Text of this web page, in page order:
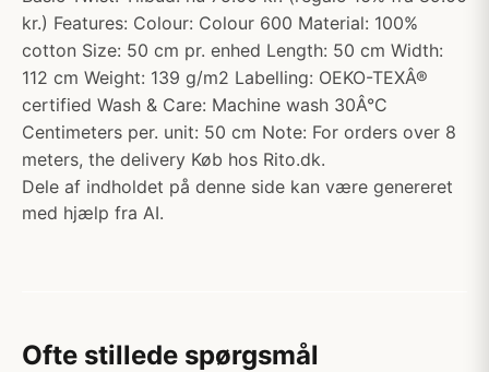
kr.) Features: Colour: Colour 600 Material: 100%
cotton Size: 50 cm pr. enhed Length: 50 cm Width:
112 cm Weight: 139 g/m2 Labelling: OEKO-TEXÂ®
certified Wash & Care: Machine wash 30Â°C
Centimeters per. unit: 50 cm Note: For orders over 8
meters, the delivery Køb hos Rito.dk.
Dele af indholdet på denne side kan være genereret
med hjælp fra AI.
Ofte stillede spørgsmål